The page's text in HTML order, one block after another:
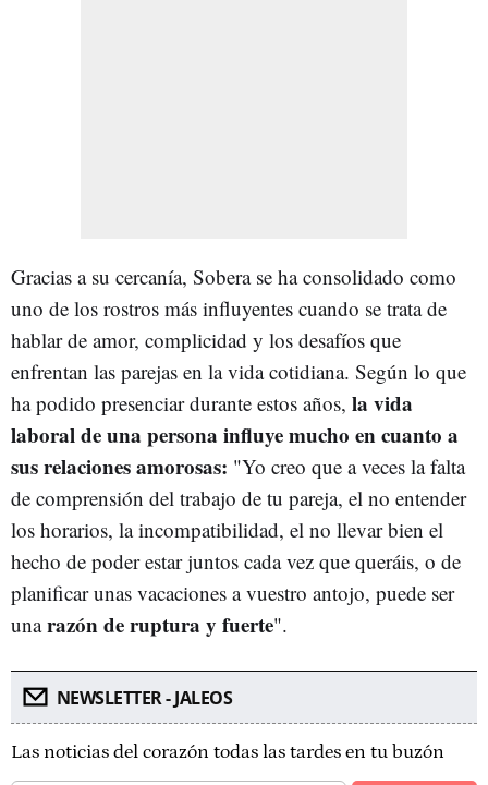
Gracias a su cercanía, Sobera se ha consolidado como
uno de los rostros más influyentes cuando se trata de
hablar de amor, complicidad y los desafíos que
enfrentan las parejas en la vida cotidiana. Según lo que
ha podido presenciar durante estos años, la vida
laboral de una persona influye mucho en cuanto a
sus relaciones amorosas: "Yo creo que a veces la falta
de comprensión del trabajo de tu pareja, el no entender
los horarios, la incompatibilidad, el no llevar bien el
hecho de poder estar juntos cada vez que queráis, o de
planificar unas vacaciones a vuestro antojo, puede ser
unarazón de ruptura y fuerte".
NEWSLETTER - JALEOS
Las noticias del corazón todas las tardes en tu buzón